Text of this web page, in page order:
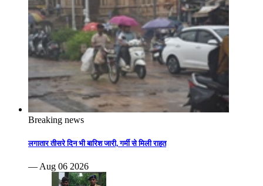
Breaking news
लगातार तीसरे दिन भी बारिश जारी, गर्मी से मिली राहत
— Aug 06 2026